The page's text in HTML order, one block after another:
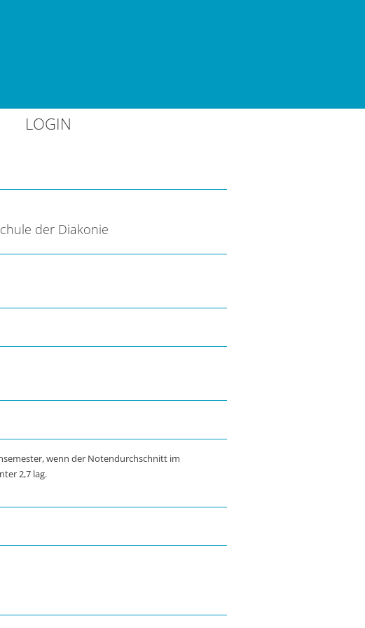
LOGIN
der Diakonie
wenn der Notendurchschnitt im
2,7 lag.